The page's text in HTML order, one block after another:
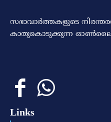
സഭാവാര്‍ത്തകളുടെ
കാതുകൊടുക്കുന്ന ഓണ്‍ലൈന്‍
Links